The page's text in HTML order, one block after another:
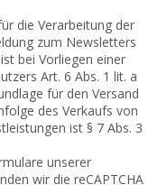
die Verarbeitung der
zum Newsletters
bei Vorliegen einer
Art. 6 Abs. 1 lit. a
für den Versand
des Verkaufs von
ist § 7 Abs. 3
unserer
wir die reCAPTCHA